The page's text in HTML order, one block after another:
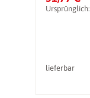
Ursprünglich:
lieferbar